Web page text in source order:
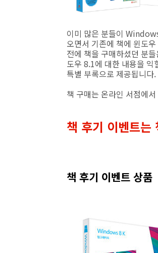
이미 많은 분들이
오면서 기존에 책에 윈도
전에 책을 구매하셨던 분
도우 8.1에 대한 내용을 익
특별 부록으로 제공됩니다.
책 구매는 온라인 서점에
책 후기 이벤트는
책 후기 이벤트 상품